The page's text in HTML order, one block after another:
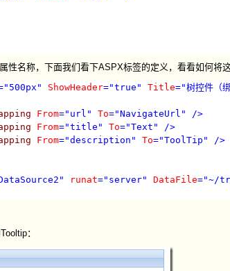
名称，下面我们看下ASPX标签的定义，看看如何将
ShowHeader="true" Title="树控件（
From="url" To="NavigateUrl"
/>
From="title" To="Text"
/>
From="description" To="ToolTip"
/>
runat="server" DataFile="~/
：